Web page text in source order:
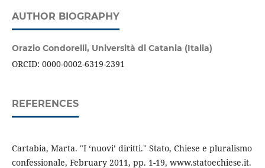
AUTHOR BIOGRAPHY
Orazio Condorelli, Università di Catania (Italia)
ORCID: 0000-0002-6319-2391
REFERENCES
Cartabia, Marta. "I ‘nuovi’ diritti." Stato, Chiese e pluralismo
confessionale, February 2011, pp. 1-19, www.statoechiese.it.